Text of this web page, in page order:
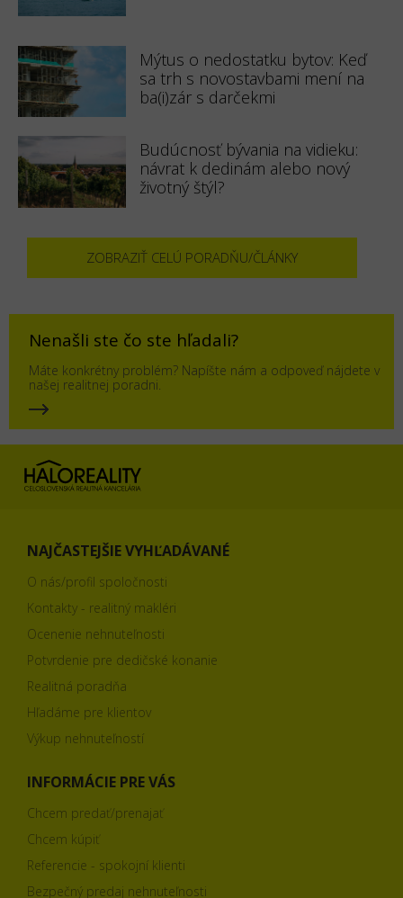
Mýtus o nedostatku bytov: Keď
sa trh s novostavbami mení na
ba(i)zár s darčekmi
Budúcnosť bývania na vidieku:
návrat k dedinám alebo nový
životný štýl?
ZOBRAZIŤ CELÚ PORADŇU/ČLÁNKY
Nenašli ste čo ste hľadali?
Máte konkrétny problém? Napíšte nám a odpoveď nájdete v
našej realitnej poradni.
NAJČASTEJŠIE VYHĽADÁVANÉ
O nás/profil spoločnosti
Kontakty - realitný makléri
Ocenenie nehnuteľnosti
Potvrdenie pre dedičské konanie
Realitná poradňa
Hľadáme pre klientov
Výkup nehnuteľností
INFORMÁCIE PRE VÁS
Chcem predať/prenajať
Chcem kúpiť
Referencie - spokojní klienti
Bezpečný predaj nehnuteľnosti